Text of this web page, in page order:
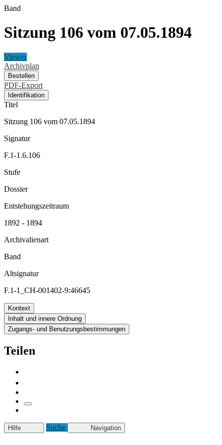
Band
Sitzung 106 vom 07.05.1894
Viewer
Archivplan
Bestellen
PDF-Export
Identifikation
Titel
Sitzung 106 vom 07.05.1894
Signatur
F.1-1.6.106
Stufe
Dossier
Entstehungszeitraum
1892 - 1894
Archivalienart
Band
Altsignatur
F.1-1_CH-001402-9:46645
Kontext
Inhalt und innere Ordnung
Zugangs- und Benutzungsbestimmungen
Teilen
Hilfe Suche Navigation